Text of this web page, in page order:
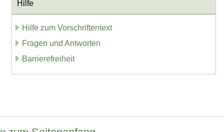
Hilfe
Hilfe zum Vorschriftentext
Fragen und Antworten
Barrierefreiheit